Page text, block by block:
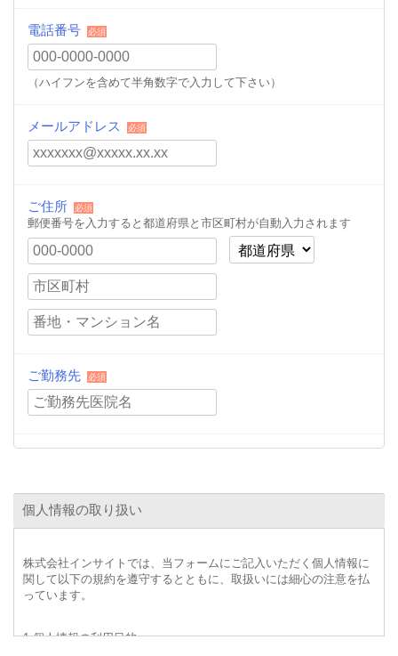
電話番号 必須
（ハイフンを含めて半角数字で入力して下さい）
メールアドレス 必須
ご住所 必須
郵便番号を入力すると都道府県と市区町村が自動入力されます
ご勤務先 必須
個人情報の取り扱い
株式会社インサイトでは、当フォームにご記入いただく個人情報に
関して以下の規約を遵守するとともに、取扱いには細心の注意を払
っています。
1.個人情報の利用目的